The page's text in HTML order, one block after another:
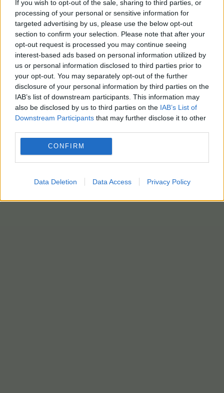
If you wish to opt-out of the sale, sharing to third parties, or
processing of your personal or sensitive information for
targeted advertising by us, please use the below opt-out
section to confirm your selection. Please note that after your
opt-out request is processed you may continue seeing
interest-based ads based on personal information utilized by
us or personal information disclosed to third parties prior to
your opt-out. You may separately opt-out of the further
disclosure of your personal information by third parties on the
IAB’s list of downstream participants. This information may
also be disclosed by us to third parties on the IAB’s List of
Downstream Participants that may further disclose it to other
CONFIRM
Data Deletion Data Access Privacy Policy